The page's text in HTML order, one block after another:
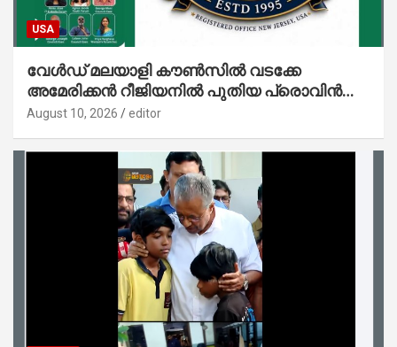
USA
വേൾഡ് മലയാളി കൗൺസിൽ വടക്കേ
അമേരിക്കൻ റീജിയനിൽ പുതിയ പ്രൊവിൻസ്;
ഗ്രേറ്റർ ഷാർലറ്റ് പ്രൊവിൻസിന് തുടക്കം
August 10, 2026 editor